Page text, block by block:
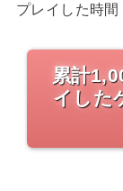
プレイした時
累計
イした